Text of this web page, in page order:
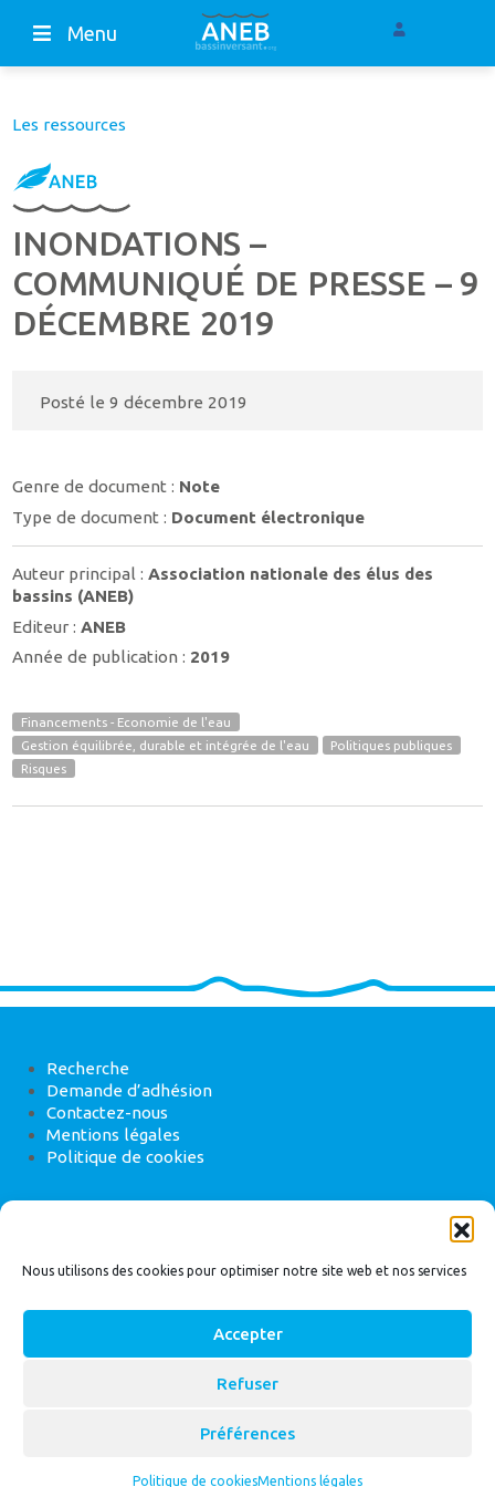
Nous utilisons des cookies pour optimiser notre site web et nos services
Accepter
Refuser
Préférences
Politique de cookiesMentions légales
Menu
Les ressources
INONDATIONS –
COMMUNIQUÉ DE PRESSE – 9
DÉCEMBRE 2019
Posté le 9 décembre 2019
Genre de document : Note
Type de document : Document électronique
Auteur principal :Association nationale des élus des
bassins (ANEB)
Editeur :ANEB
Année de publication : 2019
Financements - Economie de l'eau
Gestion équilibrée, durable et intégrée de l'eau
Politiques publiques
Risques
Recherche
Demande d’adhésion
Contactez-nous
Mentions légales
Politique de cookies